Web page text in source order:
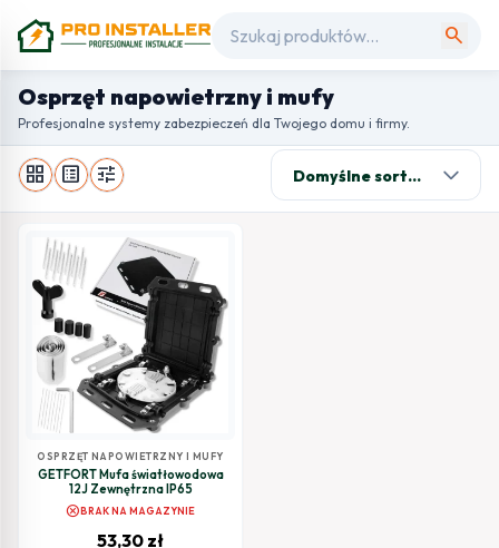
search
Osprzęt napowietrzny i mufy
Profesjonalne systemy zabezpieczeń dla Twojego domu i firmy.
grid_view list_alt tune
OSPRZĘT NAPOWIETRZNY I MUFY
GETFORT Mufa światłowodowa
12J Zewnętrzna IP65
cancelBRAK NA MAGAZYNIE
53,30 zł